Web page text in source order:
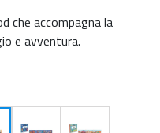
che accompagna la
e avventura.